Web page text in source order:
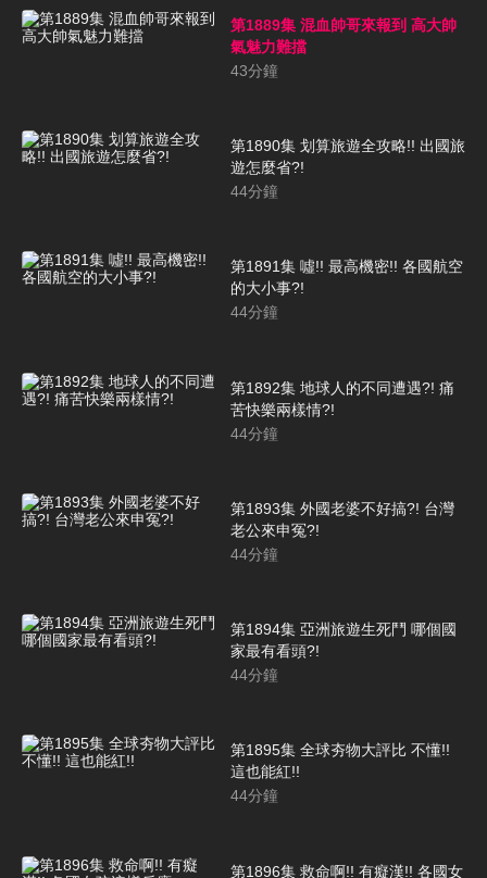
第1889集 混血帥哥來報到 高大帥
氣魅力難擋
43分鐘
第1890集 划算旅遊全攻略!! 出國旅
遊怎麼省?!
44分鐘
第1891集 噓!! 最高機密!! 各國航空
的大小事?!
44分鐘
第1892集 地球人的不同遭遇?! 痛
苦快樂兩樣情?!
44分鐘
第1893集 外國老婆不好搞?! 台灣
老公來申冤?!
44分鐘
第1894集 亞洲旅遊生死鬥 哪個國
家最有看頭?!
44分鐘
第1895集 全球夯物大評比 不懂!!
這也能紅!!
44分鐘
第1896集 救命啊!! 有癡漢!! 各國女